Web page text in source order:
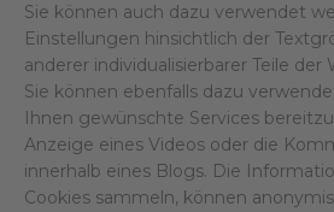
Sie können auch dazu verwendet
Einstellungen hinsichtlich der
anderer individualisierbarer Teile der
Sie können ebenfalls dazu
Ihnen gewünschte Services
Anzeige eines Videos oder die
innerhalb eines Blogs. Die
Cookies sammeln, können